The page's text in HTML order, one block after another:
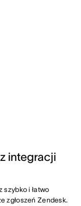
integracji
i łatwo
zgłoszeń Zendesk.